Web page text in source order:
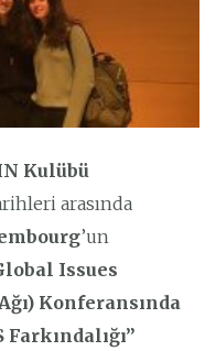
Kulübü
arasında
’un
Issues
Konferansında
Farkındalığı”